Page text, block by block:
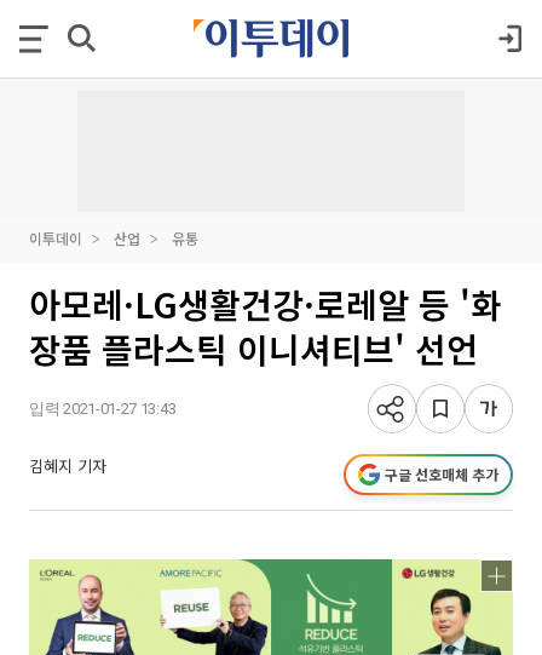
이투데이 산업 유통
아모레·LG생활건강·로레알 등 '화
장품 플라스틱 이니셔티브' 선언
입력 2021-01-27 13:43
김혜지 기자 구글 선호매체 추가